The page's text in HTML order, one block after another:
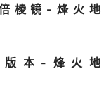
棱镜-烽火地
版本-烽火地